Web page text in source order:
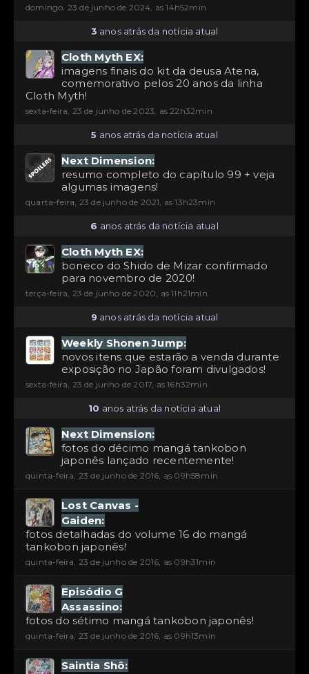
domingo, 23 de junho de 2024, as 14h52min
3 anos atrás da notícia atual
Cloth Myth EX:
imagens finais do kit da deusa Atena,
comemorativo pelos 20 anos da linha
Cloth Myth!
sexta-feira, 23 de junho de 2023, as 22h32min
5 anos atrás da notícia atual
Next Dimension:
resumo completo do capítulo 99 + veja
algumas imagens!
quarta-feira, 23 de junho de 2021, as 13h23min
6 anos atrás da notícia atual
Cloth Myth EX:
boneco do Shido de Mizar confirmado
para novembro de 2020!
terça-feira, 23 de junho de 2020, as 11h21min
9 anos atrás da notícia atual
Weekly Shonen Jump:
novos itens que estarão a venda durante
exposição no Japão foram divulgados!
sexta-feira, 23 de junho de 2017, as 16h32min
10 anos atrás da notícia atual
Next Dimension:
fotos do décimo mangá tankobon
japonês lançado recentemente!
quinta-feira, 23 de junho de 2016, as 09h58min
Lost Canvas -
Gaiden:
fotos detalhadas do volume 16 do mangá
tankobon japonês!
quinta-feira, 23 de junho de 2016, as 09h31min
Episódio G
Assassino:
fotos do sétimo mangá tankobon japonês!
quinta-feira, 23 de junho de 2016, as 09h13min
Saintia Shô: